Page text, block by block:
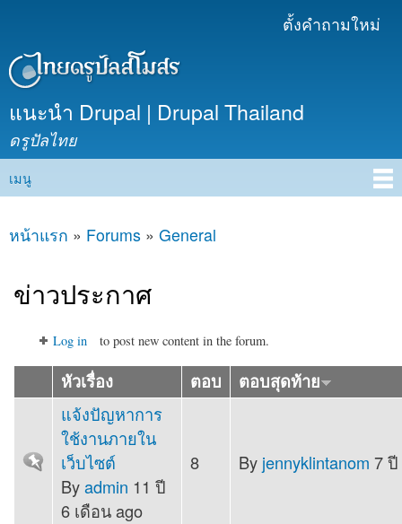
เนื้อหา
ตั้งคำถามใหม่
แนะนำ Drupal | Drupal Thailand
ดรูปัลไทย
Main menu
เมนู
คุณอยู่ที่นี่
หน้าแรก » Forums » General
ข่าวประกาศ
Log in to post new content in the forum.
หัวเรื่อง ตอบ ตอบสุดท้าย
Sticky topic
แจ้งปัญหาการ
ใช้งานภายใน
เว็บไซต์
Byadmin 11 ปี
6 เดือน ago
8 By jennyklintanom 7 ปี